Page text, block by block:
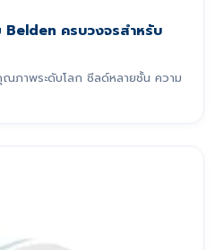
Belden ครบวงจรสำหรับ
ภาพระดับโลก ชีลด์หลายชั้น ความ